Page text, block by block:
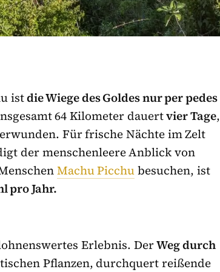
istdie Wiege des Goldes nur per pedes
64 Kilometer dauertvier Tage,
Für frische Nächte im Zelt
der menschenleere Anblick von
Machu Picchubesuchen, ist
pro Jahr.
Erlebnis. DerWeg durch
Pflanzen, durchquert reißende